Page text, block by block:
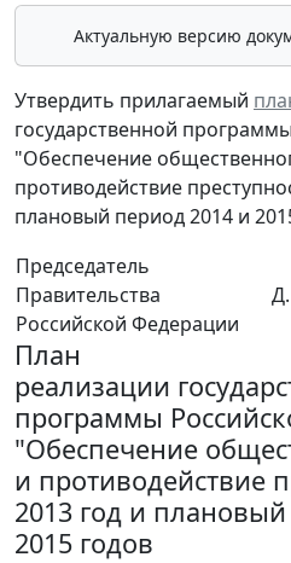
Актуальную версию
Утвердить прилагаемый
государственной
"Обеспечение
противодействие
плановый период 2014 и
Председатель
Правительства
Российской Федерации
План
реализации
программы
"Обеспечение
и противодействие
2013 год и
2015 годов